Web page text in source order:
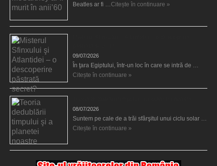
Beatles ar fi … Citește în continuare »
09/07/2026
În ţara Egiptului, într-un loc în care se intră de …
Citește în continuare »
08/07/2026
Suntem pe cale de a trăi sfârşitul unui ciclu solar …
Citește în continuare »